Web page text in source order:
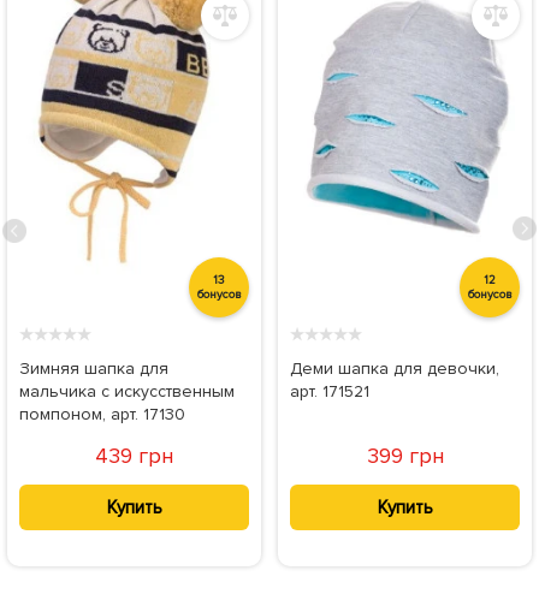
13
бонусов
★★★★★
Зимняя шапка для
мальчика с искусственным
помпоном, арт. 17130
439 грн
Купить
12
бонусов
★★★★★
Деми шапка для девочки,
арт. 171521
399 грн
Купить